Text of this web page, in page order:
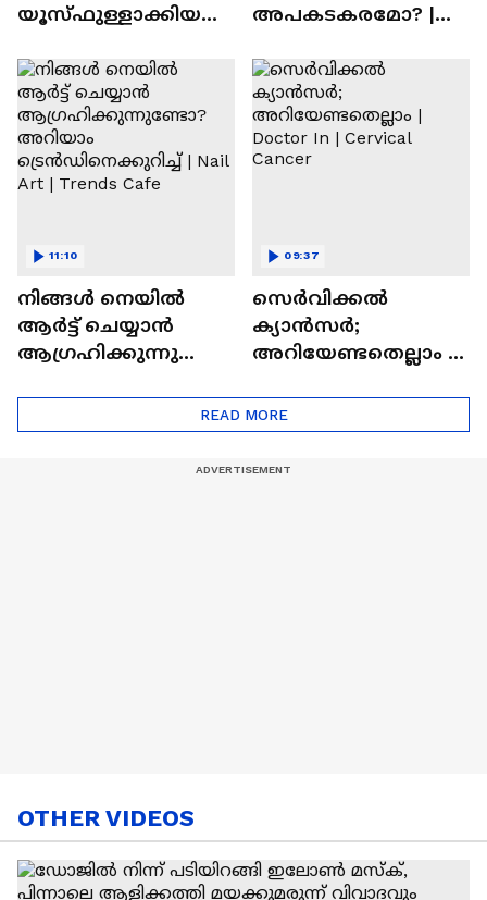
യൂസ്ഫുള്ളാക്കിയ
അപകടകരമോ? |
നിങ്ങൾ നെയിൽ
ആർട്ട് ചെയ്യാൻ
ആഗ്രഹിക്കുന്നുണ്ടോ
ട്രെൻഡിനെക്കുറിച്ച് |
Nail Art | Trends Cafe
11:10
സെർവിക്കൽ
ക്യാൻസർ;
അറിയേണ്ടതെല്ലാം |
Cancer
09:37
READ MORE
OTHER VIDEOS